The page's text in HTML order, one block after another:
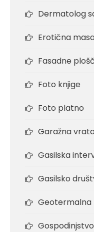
Dermatolog
Erotična
Fasadne
Foto knjige
Foto platno
Garažna
Gasilska
Gasilsko
Gospodinjstvo